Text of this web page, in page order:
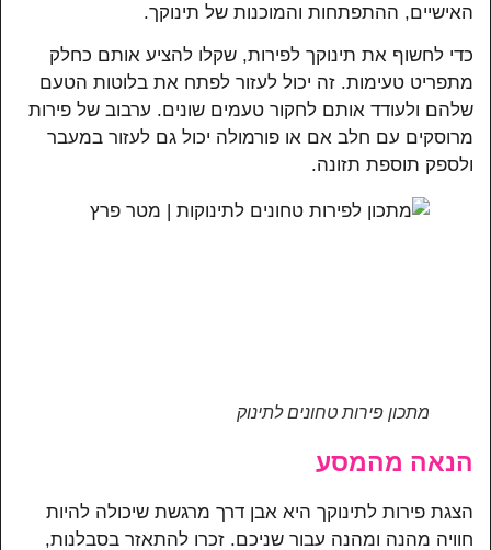
האישיים, ההתפתחות והמוכנות של תינוקך.
כדי לחשוף את תינוקך לפירות, שקלו להציע אותם כחלק
מתפריט טעימות. זה יכול לעזור לפתח את בלוטות הטעם
שלהם ולעודד אותם לחקור טעמים שונים. ערבוב של פירות
מרוסקים עם חלב אם או פורמולה יכול גם לעזור במעבר
ולספק תוספת תזונה.
מתכון פירות טחונים לתינוק
הנאה מהמסע
הצגת פירות לתינוקך היא אבן דרך מרגשת שיכולה להיות
חוויה מהנה ומהנה עבור שניכם. זכרו להתאזר בסבלנות,